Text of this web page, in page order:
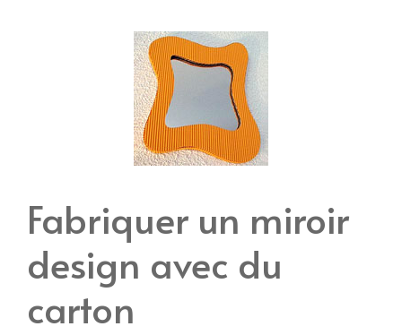
Fabriquer un miroir
design avec du
carton